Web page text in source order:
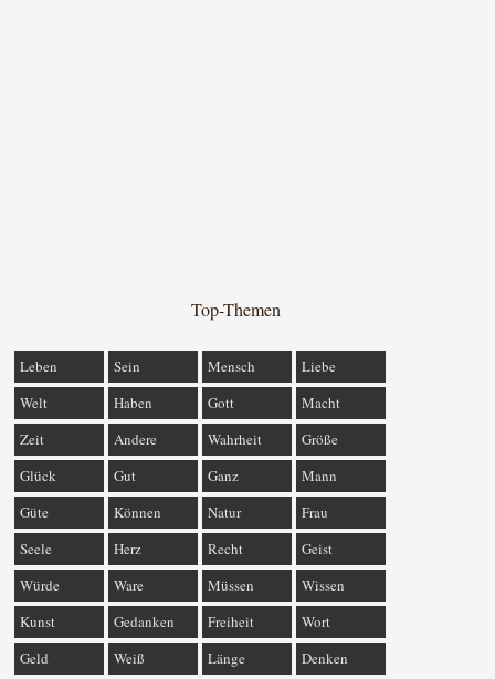
Top-Themen
Leben Sein Mensch
Liebe
Welt
Haben Gott
Macht
Zeit
Andere Wahrheit
Größe
Glück
Gut Ganz
Mann
Güte
Können Natur
Frau
Seele
Herz Recht
Geist
Würde
Ware Müssen
Wissen
Kunst
Gedanken Freiheit
Wort
Geld
Weiß Länge Denken